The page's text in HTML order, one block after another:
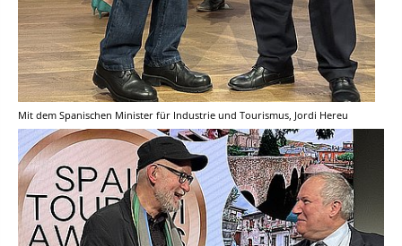
Mit dem Spanischen Minister für Industrie und Tourismus, Jordi Hereu